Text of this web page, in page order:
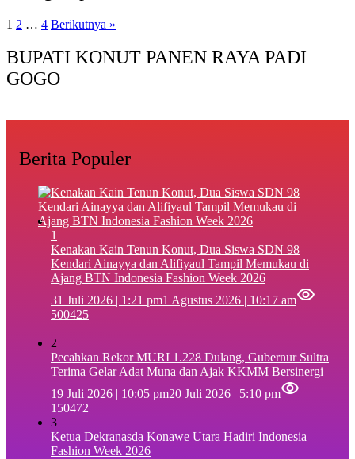
1 2 … 4 Berikutnya »
BUPATI KONUT PANEN RAYA PADI
GOGO
Berita Populer
1
‎Kenakan Kain Tenun Konut, Dua Siswa SDN 98
Kendari Ainayya dan Alifiyaul Tampil Memukau di
Ajang BTN Indonesia Fashion Week 2026
31 Juli 2026 | 1:21 pm1 Agustus 2026 | 10:17 am
500425
2
Pecahkan Rekor MURI 1.228 Dulang, Gubernur Sultra
Terima Gelar Adat Muna dan Ajak KKMM Bersinergi
19 Juli 2026 | 10:05 pm20 Juli 2026 | 5:10 pm
150472
3
Ketua Dekranasda Konawe Utara Hadiri Indonesia
Fashion Week 2026